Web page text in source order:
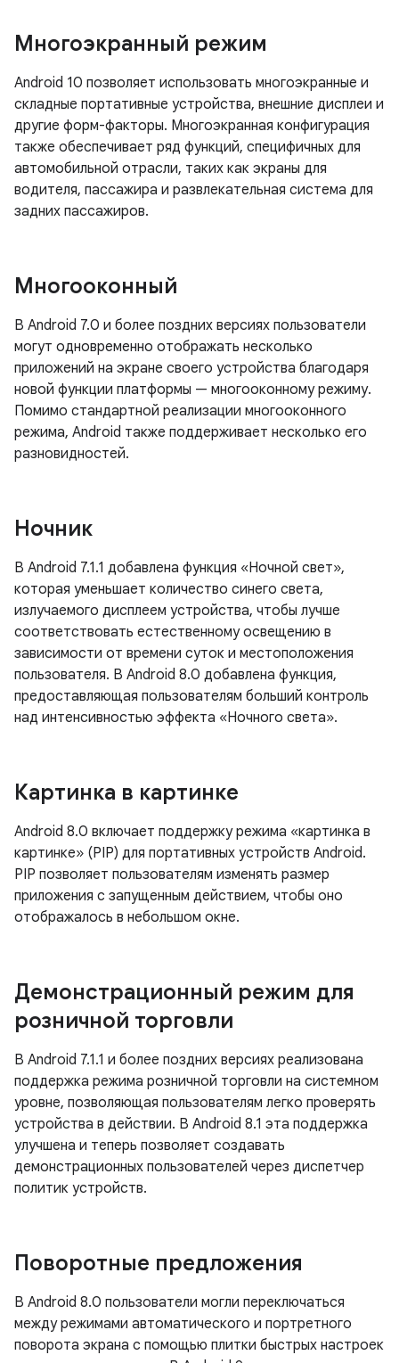
Многоэкранный режим
Android 10 позволяет использовать многоэкранные и
складные портативные устройства, внешние дисплеи и
другие форм-факторы. Многоэкранная конфигурация
также обеспечивает ряд функций, специфичных для
автомобильной отрасли, таких как экраны для
водителя, пассажира и развлекательная система для
задних пассажиров.
Многооконный
В Android 7.0 и более поздних версиях пользователи
могут одновременно отображать несколько
приложений на экране своего устройства благодаря
новой функции платформы — многооконному режиму.
Помимо стандартной реализации многооконного
режима, Android также поддерживает несколько его
разновидностей.
Ночник
В Android 7.1.1 добавлена ​​функция «Ночной свет»,
которая уменьшает количество синего света,
излучаемого дисплеем устройства, чтобы лучше
соответствовать естественному освещению в
зависимости от времени суток и местоположения
пользователя. В Android 8.0 добавлена ​​функция,
предоставляющая пользователям больший контроль
над интенсивностью эффекта «Ночного света».
Картинка в картинке
Android 8.0 включает поддержку режима «картинка в
картинке» (PIP) для портативных устройств Android.
PIP позволяет пользователям изменять размер
приложения с запущенным действием, чтобы оно
отображалось в небольшом окне.
Демонстрационный режим для
розничной торговли
В Android 7.1.1 и более поздних версиях реализована
поддержка режима розничной торговли на системном
уровне, позволяющая пользователям легко проверять
устройства в действии. В Android 8.1 эта поддержка
улучшена и теперь позволяет создавать
демонстрационных пользователей через диспетчер
политик устройств.
Поворотные предложения
В Android 8.0 пользователи могли переключаться
между режимами автоматического и портретного
поворота экрана с помощью плитки быстрых настроек